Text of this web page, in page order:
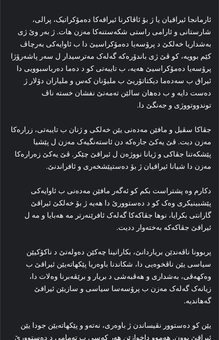
ئارمانجا ئیراقیان یا ژ بۆ ئاڤاکرنا ئیراقه‌کا ده‌مۆکراتیک، پرالی،
شارستانی و ئارامی راستی شکه‌ستنه‌کا مه‌زن هات. ژ به‌ر وێ ژی
به‌شداریا خه‌لکێ د پرۆسه‌یا ده‌مۆکراسیێ دا ب ئاوایه‌کی به‌رچاڤ
کێم بوویه‌، کو ڤێ ژی باندۆره‌که‌ گه‌له‌ک مه‌ترسیدار ل سه‌ر پاشه‌رۆژا
پرۆسه‌یا ده‌مۆکراسیێ هه‌یه‌، ب تایبه‌تی کو د ده‌ما ده‌رباسبوویی دا
ئیراق ب سه‌ده‌ما دیکتاتۆریێ ب ملیۆنان که‌س و ملیاران دۆلار ژ
ده‌ست دایه‌ و ب ده‌هان سالێن ته‌مه‌نێ نفشان خسته‌ ناڤ
توندووتووژی و جه‌نگێ دا.
جڤاکا سڤیل و مافێن مه‌ده‌نی یێن خه‌لکی و ژنان ب تایبه‌تی، زراره‌کا
مه‌زن دیت. ڤێ یه‌کێ جاره‌که‌ دن ئاسته‌نگیه‌ک مه‌زن ل پێشیا
پێشکه‌تنا جڤاکی و ژیانا نووژه‌ن ل ئیراقێ چێکر. ڤێ یه‌کێ زه‌راره‌کا
مه‌زن دا شیانا ئیراقیان ژ بۆ دەستپێشخەری و ئافراندنێ.
دکارم وه‌ پشتراست بکم کو ئه‌گه‌ر مافێن مه‌ده‌نی ب ئاوایه‌کی
پێشبینیکری وه‌ک کو د ده‌ستوورێ دا هه‌یه‌ ژ بۆ خه‌لکێ ئیراقێ
گارانتی بکرایا، نوها جڤاکه‌کا گه‌له‌ک ئافرێنه‌رتر مه‌ هه‌بایا و مه‌ ل
ئیراقێ جڤاکه‌که‌ به‌خته‌وار ددیت.
پربوونا ناڤه‌ندێن بریاردانێ، بکارانینا چه‌کێن ده‌وله‌تێ د ناکۆکیێن
سیاسی یێن ناڤخوه‌یی دا، شکاندنا باوه‌ریا پێکهاته‌یێن ئیراقێ ب
وه‌کهه‌ڤی، به‌شداری و هه‌ڤبه‌شی د بریار و برێڤه‌برنا وه‌لات دا،
زیانه‌ک گه‌له‌ک مه‌زن ب پرۆسه‌سا سیاسی و سازیێن ئیراقێ
گەهاندیه‌.
یێن کو ده‌ستوور نڤیساندن ژ باوه‌ری، نه‌ته‌و و پێکهاته‌یێن جودا یێن
ئیراقێ بوون. هه‌موو داخوازێن هه‌ر که‌سی ب ته‌مامی د ده‌ستوورێ